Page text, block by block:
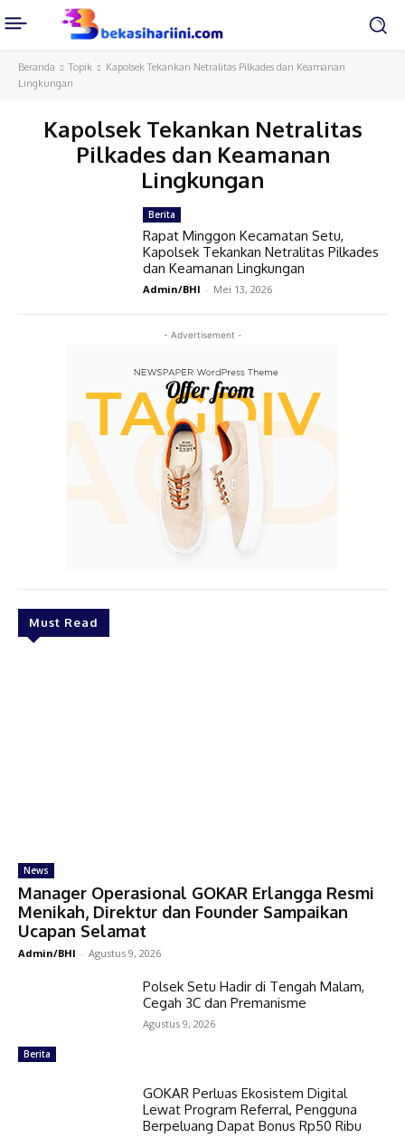
Beranda Topik
Kapolsek Tekankan Netralitas Pilkades dan Keamanan
Lingkungan
Kapolsek Tekankan Netralitas
Pilkades dan Keamanan
Lingkungan
- Advertisement -
Must Read
News
Manager Operasional GOKAR Erlangga Resmi
Menikah, Direktur dan Founder Sampaikan
Ucapan Selamat
Admin/BHI - Agustus 9, 2026
Berita
Polsek Setu Hadir di Tengah Malam,
Cegah 3C dan Premanisme
Agustus 9, 2026
GOKAR Perluas Ekosistem Digital
Lewat Program Referral, Pengguna
Berpeluang Dapat Bonus Rp50 Ribu
Berita
Rapat Minggon Kecamatan Setu,
Kapolsek Tekankan Netralitas Pilkades
dan Keamanan Lingkungan
Admin/BHI - Mei 13, 2026